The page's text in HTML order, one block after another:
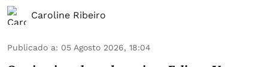
Caroline Ribeiro
Publicado a: 05 Agosto 2026, 18:04